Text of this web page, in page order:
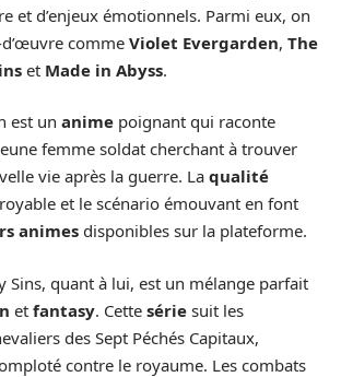
et d’enjeux émotionnels. Parmi eux, on
comme Violet Evergarden, The
et Made in Abyss.
est un anime poignant qui raconte
femme soldat cherchant à trouver
vie après la guerre. La qualité
et le scénario émouvant en font
animesdisponibles sur la plateforme.
Sins, quant à lui, est un mélange parfait
et fantasy. Cette série suit les
des Sept Péchés Capitaux,
contre le royaume. Les combats